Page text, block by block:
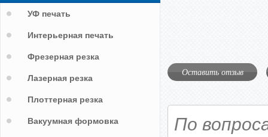
Оставить отзыв
По
УФ печать
Интерьерная печать
Фрезерная резка
Лазерная резка
Плоттерная резка
Вакуумная формовка